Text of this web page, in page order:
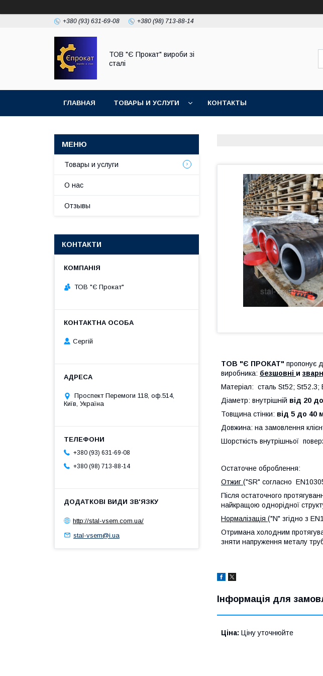
+380 (93) 631-69-08 +380 (98) 713-88-14
ТОВ "Є Прокат" вироби зі
сталі
ГЛАВНАЯ ТОВАРЫ И УСЛУГИ КОНТАКТЫ
ТОВ "Є ПРОКАТ" пропонує
виробника: безшовні и
Матеріал: сталь St52; St52.3;
Діаметр: внутрішній від 20
Товщина стінки: від 5 до 40
Довжина: на замовлення
Шорсткість внутрішньої
Остаточне оброблення:
Отжиг ("SR" согласно
Після остаточного
найкращою однорідної
Нормалізація ("N" згідно з
Отримана холодним
зняти напруження металу
Інформація для
Ціна: Ціну уточнюйте
Товары и услуги
О нас
Отзывы
КОНТАКТИ
ТОВ "Є Прокат"
Сергій
Проспект Перемоги 118, оф.514,
Київ, Україна
+380 (93) 631-69-08
+380 (98) 713-88-14
http://stal-vsem.com.ua/
stal-vsem@i.ua